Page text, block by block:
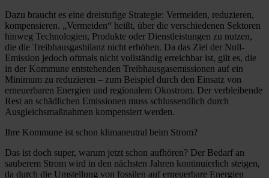
Dazu braucht es eine dreistufige Strategie: Vermeiden, reduzieren,
kompensieren. „Vermeiden“ heißt, über die verschiedenen Sektoren
hinweg Technologien, Produkte oder Dienstleistungen zu nutzen,
die die Treibhausgasbilanz nicht erhöhen. Da das Ziel der Null-
Emission jedoch oftmals nicht vollständig erreichbar ist, gilt es, die
in der Kommune entstehenden Treibhausgasemissionen auf ein
Minimum zu reduzieren – zum Beispiel durch den Einsatz von
erneuerbaren Energien und regionalem Ökostrom. Der verbleibende
Rest an schädlichen Emissionen muss schlussendlich durch
Ausgleichsmaßnahmen kompensiert werden.
Ihre Kommune ist schon klimaneutral beim Strom?
Das ist doch super, warum jetzt schon aufhören? Der Bedarf an
sauberem Strom wird in den nächsten Jahren kontinuierlich steigen,
da durch die Umstellung von fossilen auf erneuerbare Energien